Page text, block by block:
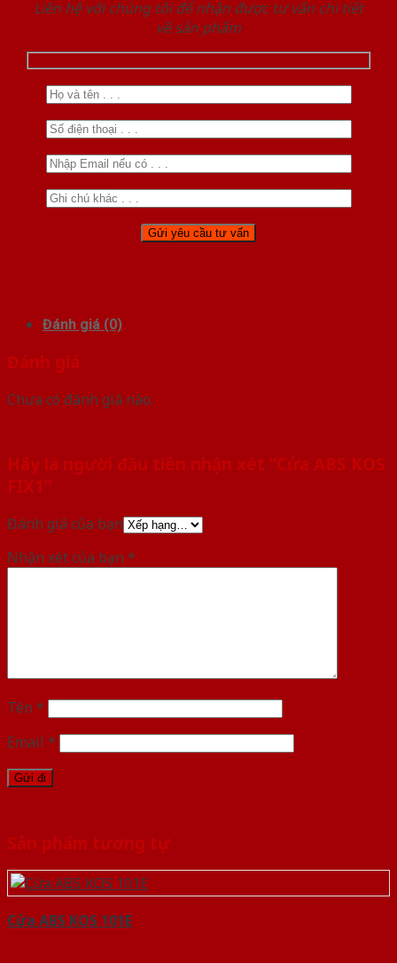
Liên hệ với chúng tôi để nhận được tư vấn chi tiết
về sản phẩm
Đánh giá (0)
Đánh giá
Chưa có đánh giá nào.
Hãy là người đầu tiên nhận xét “Cửa ABS KOS
FIX1”
Đánh giá của bạn
Nhận xét của bạn *
Tên *
Email *
Sản phẩm tương tự
Cửa ABS KOS 101E